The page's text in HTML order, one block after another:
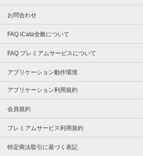
お問合わせ
FAQ iCata全般について
FAQ プレミアムサービスについて
アプリケーション動作環境
アプリケーション利用規約
会員規約
プレミアムサービス利用規約
特定商法取引に基づく表記